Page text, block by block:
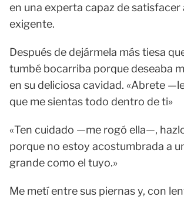
en una experta capaz de satisfacer
exigente.
Después de dejármela más tiesa
tumbé bocarriba porque deseaba
en su deliciosa cavidad. «Abrete
que me sientas todo dentro de ti»
«Ten cuidado —me rogó ella—,
porque no estoy acostumbrada a
grande como el tuyo.»
Me metí entre sus piernas y, con